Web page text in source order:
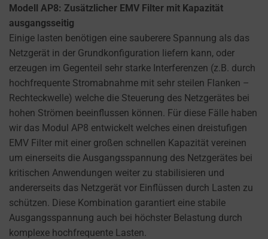
Modell AP8: Zusätzlicher EMV Filter mit Kapazität
ausgangsseitig
Einige lasten benötigen eine sauberere Spannung als das
Netzgerät in der Grundkonfiguration liefern kann, oder
erzeugen im Gegenteil sehr starke Interferenzen (z.B. durch
hochfrequente Stromabnahme mit sehr steilen Flanken –
Rechteckwelle) welche die Steuerung des Netzgerätes bei
hohen Strömen beeinflussen können. Für diese Fälle haben
wir das Modul AP8 entwickelt welches einen dreistufigen
EMV Filter mit einer großen schnellen Kapazität vereinen
um einerseits die Ausgangsspannung des Netzgerätes bei
kritischen Anwendungen weiter zu stabilisieren und
andererseits das Netzgerät vor Einflüssen durch Lasten zu
schützen. Diese Kombination garantiert eine stabile
Ausgangsspannung auch bei höchster Belastung durch
komplexe hochfrequente Lasten.